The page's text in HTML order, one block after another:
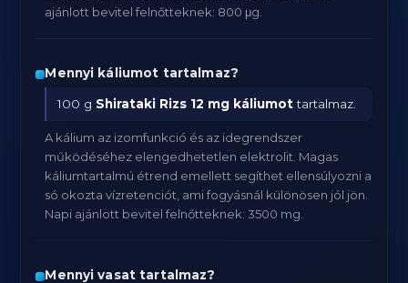
ajánlott bevitel felnőtteknek: 800 μg.
Mennyi káliumot tartalmaz?
100 g Shirataki Rizs 12 mg káliumottartalmaz.
A kálium az izomfunkció és az idegrendszer
működéséhez elengedhetetlen elektrolit. Magas
káliumtartalmú étrend emellett segíthet ellensúlyozni a
só okozta vízretenciót, ami fogyásnál különösen jól jön.
Napi ajánlott bevitel felnőtteknek: 3500 mg.
Mennyi vasat tartalmaz?